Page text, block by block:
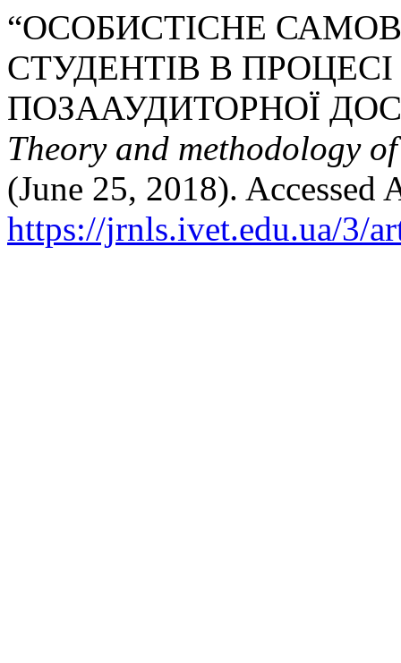
“ОСОБИСТІСНЕ
СТУДЕНТІВ В ПРОЦЕСІ
ПОЗААУДИТОРНОЇ
Theory and methodology
(June 25, 2018). Accessed
https://jrnls.ivet.edu.ua/3/